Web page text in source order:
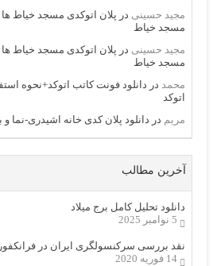
مجید حسینی در پلان اتوکدی مسجد خیاط ها
مسجد خیاط
مجید حسینی در پلان اتوکدی مسجد خیاط ها
مسجد خیاط
محمد در دانلود فونت کاتب اتوکد+نحوه
اتوکد
مریم در دانلود پلان کدی خانه اشیدری-نما
آخرین مطالب
دانلود تحلیل کامل برج میلاد
5 نوامبر 2025
نقد بررسی سرکنسولگری ایران در
14 فوریه 2020